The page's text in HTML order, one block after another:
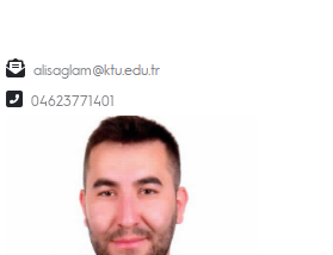
alisaglam
04623771401